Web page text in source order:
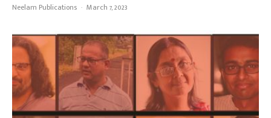
Neelam Publications · March 7, 2023